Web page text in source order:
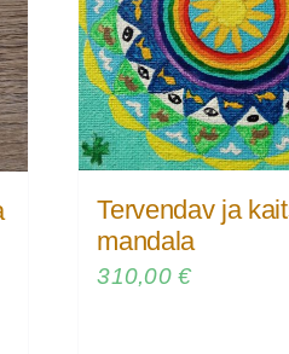
Tervendav ja
mandala
310,00€